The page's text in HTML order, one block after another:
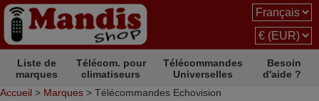
Liste de
marques
Télécom. pour
climatiseurs
Télécommandes
Universelles
Besoin
d'aide ?
Accueil > Marques > Télécommandes Echovision